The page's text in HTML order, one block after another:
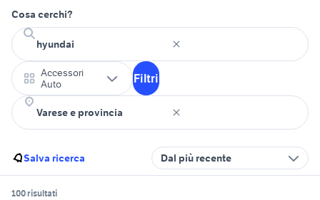
Cosa cerchi?
Accessori
Auto
Filtri
Salva ricerca Dal più recente
100 risultati